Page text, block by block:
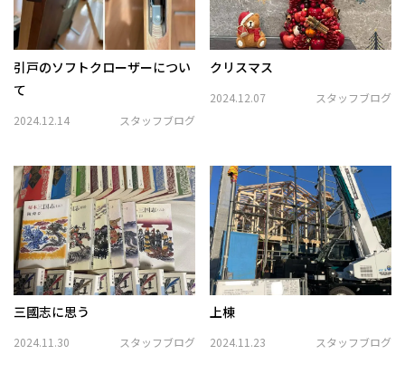
引戸のソフトクローザーについ
て
2024.12.14 スタッフブログ
クリスマス
2024.12.07 スタッフブログ
三國志に思う
2024.11.30 スタッフブログ
上棟
2024.11.23 スタッフブログ